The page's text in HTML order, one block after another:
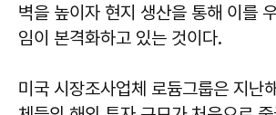
벽을 높이자 현지 생산을 통해 이를
임이 본격화하고 있는 것이다.
미국 시장조사업체 로듐그룹은 지난